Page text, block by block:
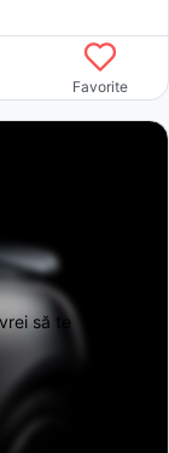
Favorite
să te